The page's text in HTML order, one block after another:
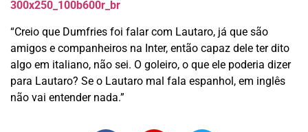
“Creio que Dumfries foi falar com Lautaro, já que são
amigos e companheiros na Inter, então capaz dele ter dito
algo em italiano, não sei. O goleiro, o que ele poderia dizer
para Lautaro? Se o Lautaro mal fala espanhol, em inglês
não vai entender nada.”